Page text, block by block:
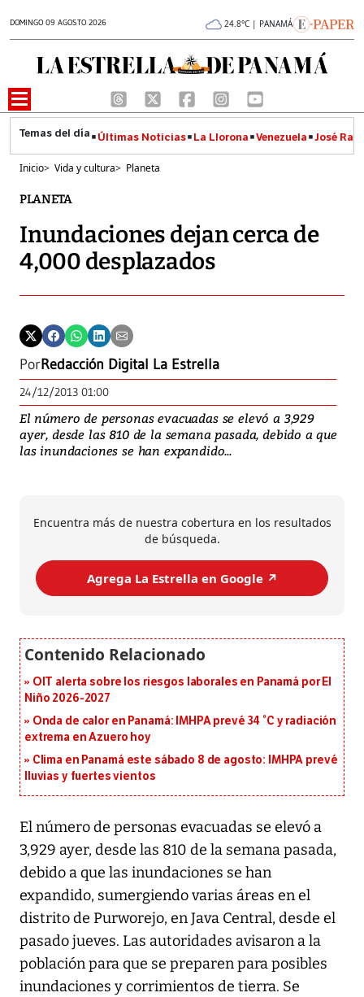
DOMINGO 09 AGOSTO 2026 24.8°C | PANAMÁ
Últimas Noticias La Llorona Venezuela José
Inicio> Vida y cultura> Planeta
PLANETA
Inundaciones dejan cerca de
4,000 desplazados
PorRedacción Digital La Estrella
24/12/2013 01:00
El número de personas evacuadas se elevó a 3,929
ayer, desde las 810 de la semana pasada, debido a que
las inundaciones se han expandido...
Encuentra más de nuestra cobertura en los resultados
de búsqueda.
Agrega La Estrella en Google ↗️
OIT alerta sobre los riesgos laborales en Panamá por El
Niño 2026-2027
Onda de calor en Panamá: IMHPA prevé 34 °C y radiación
extrema en Azuero hoy
Clima en Panamá este sábado 8 de agosto: IMHPA prevé
lluvias y fuertes vientos
El número de personas evacuadas se elevó a
3,929 ayer, desde las 810 de la semana pasada,
debido a que las inundaciones se han
expandido, sumergiendo varias áreas en el
distrito de Purworejo, en Java Central, desde el
pasado jueves. Las autoridades avisaron a la
población para que se preparen para posibles
inundaciones y corrimientos de tierra. Se